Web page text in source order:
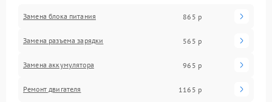
Замена блока питания 865 р
Замена разъема зарядки 565 р
Замена аккумулятора 965 р
Ремонт двигателя 1165 р